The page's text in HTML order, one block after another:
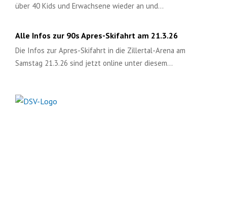
über 40 Kids und Erwachsene wieder an und…
Alle Infos zur 90s Apres-Skifahrt am 21.3.26
Die Infos zur Apres-Skifahrt in die Zillertal-Arena am
Samstag 21.3.26 sind jetzt online unter diesem…